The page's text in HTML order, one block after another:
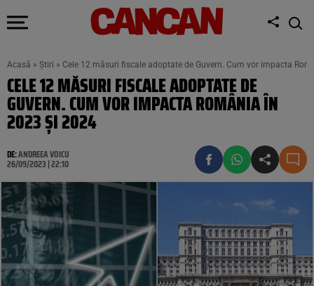
Acasă » Știri » Cele 12 măsuri fiscale adoptate de Guvern. Cum vor impacta
CELE 12 MĂSURI FISCALE ADOPTATE DE
GUVERN. CUM VOR IMPACTA ROMÂNIA ÎN
2023 ȘI 2024
DE:ANDREEA VOICU
26/09/2023 | 22:10